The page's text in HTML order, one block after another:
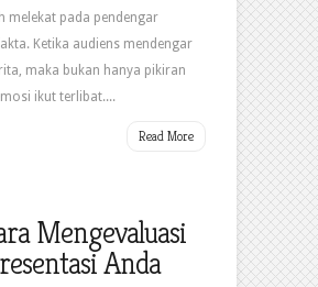
melekat pada pendengar
Ketika audiens mendengar
maka bukan hanya pikiran
ikut terlibat....
Read More
Mengevaluasi
Anda